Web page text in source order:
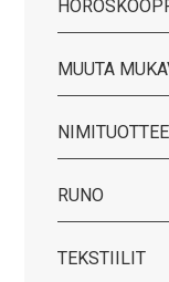
MUUTA
RUNO
TEKSTIILIT